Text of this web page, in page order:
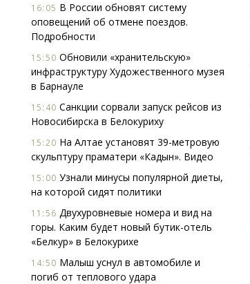
16:05 В России обновят систему
оповещений об отмене поездов.
Подробности
15:50 Обновили «хранительскую»
инфраструктуру Художественного музея
в Барнауле
15:40 Санкции сорвали запуск рейсов из
Новосибирска в Белокуриху
15:20 На Алтае установят 39-метровую
скульптуру праматери «Кадын». Видео
15:00 Узнали минусы популярной диеты,
на которой сидят политики
11:56 Двухуровневые номера и вид на
горы. Каким будет новый бутик-отель
«Белкур» в Белокурихе
14:50 Малыш уснул в автомобиле и
погиб от теплового удара